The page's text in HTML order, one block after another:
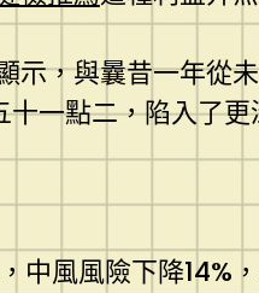
示，與曩昔一年
十一點二，陷入了
中風風險下降14%